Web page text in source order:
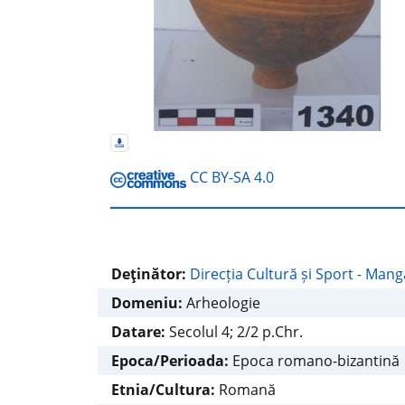
CC BY-SA 4.0
Deţinător: Direcția Cultură și Sport -
Domeniu: Arheologie
Datare: Secolul 4; 2/2 p.Chr.
Epoca/Perioada: Epoca romano-bizantină
Etnia/Cultura: Romană